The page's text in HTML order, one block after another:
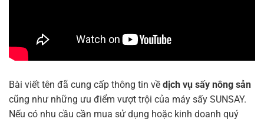
Bài viết tên đã cung cấp thông tin về dịch vụ sấy nông sản
cũng như những ưu điểm vượt trội của máy sấy SUNSAY.
Nếu có nhu cầu cần mua sử dụng hoặc kinh doanh quý